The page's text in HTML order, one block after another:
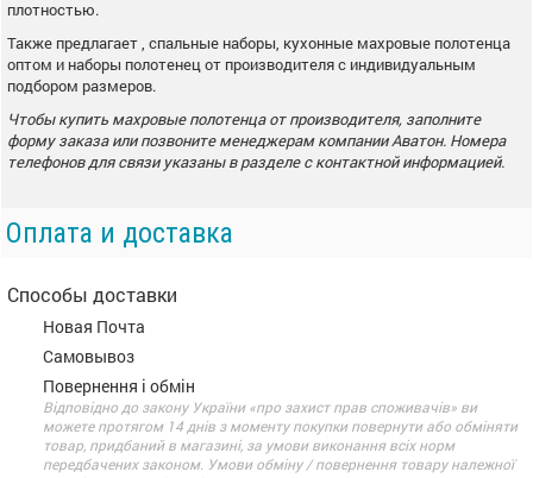
плотностью.
Также предлагает , спальные наборы, кухонные махровые полотенца
оптом и наборы полотенец от производителя с индивидуальным
подбором размеров.
Чтобы купить махровые полотенца от производителя, заполните
форму заказа или позвоните менеджерам компанииАватон. Номера
телефонов для связи указаны в разделе с контактной информацией.
Оплата и доставка
Способы доставки
Новая Почта
Самовывоз
Повернення і обмін
Відповідно до закону України «про захист прав споживачів» ви
можете протягом 14 днів з моменту покупки повернути або обміняти
товар, придбаний в магазині, за умови виконання всіх норм
передбачених законом. Умови обміну / повернення товару належної